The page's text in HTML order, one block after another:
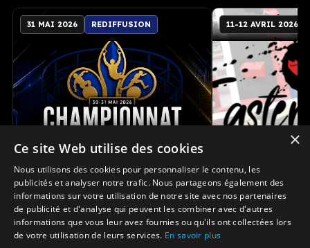
31 MAI 2026 REDIFFUSION
Championnat Ninja Warrior
Québec 2026
3 courses
11-12 AVRIL 2026
Demi-finale
7 vagues
×
Ce site Web utilise des cookies
Nous utilisons des cookies pour personnaliser le contenu, les
publicités et analyser notre trafic. Nous partageons également des
informations sur votre utilisation de notre site avec nos partenaires
de publicité et d'analyse qui peuvent les combiner avec d'autres
informations que vous leur avez fournies ou qu'ils ont collectées lors
de votre utilisation de leurs services. En savoir plus